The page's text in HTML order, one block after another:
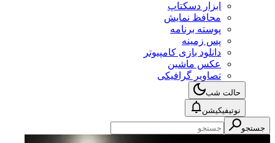
ابزار دسکتاپ
محافظ نمایش
پوسته برنامه
پس زمینه
دانلود بازی کامپیوتر
عکس ماشین
تصاویر گرافیکی
حالت شب
نوتیفیکیشن
جستجو